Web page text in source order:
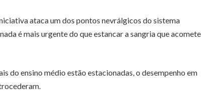
ataca um dos pontos nevrálgicos do sistema
é mais urgente do que estancar a sangria que acomete
do ensino médio estão estacionadas, o desempenho em